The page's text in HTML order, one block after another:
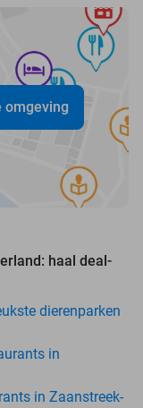
omgeving
haal deal-
dierenparken
in
in Zaanstreek-